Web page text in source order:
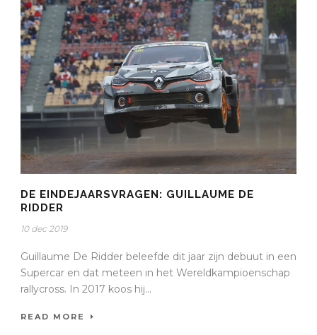
DE EINDEJAARSVRAGEN: GUILLAUME DE
RIDDER
10 dec 2019
Guillaume De Ridder beleefde dit jaar zijn debuut in een
Supercar en dat meteen in het Wereldkampioenschap
rallycross. In 2017 koos hij...
READ MORE